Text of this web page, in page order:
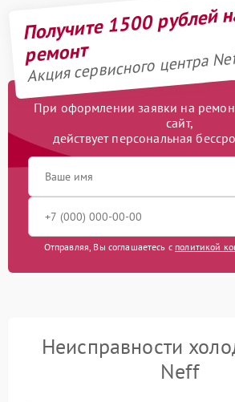
Получите 1500 рублей
ремонт
Акция сервисного центра
При оформлении заявки на
сайт,
действует персональная
Отправляя, Вы соглашаетесь с политикой
Неисправности
Neff